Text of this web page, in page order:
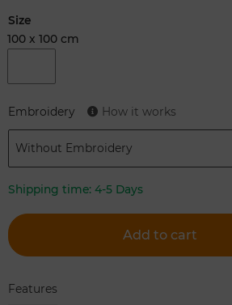
Size
100 x 100 cm
Embroidery How it works
Without Embroidery
Shipping time: 4-5 Days
Add to cart
Features